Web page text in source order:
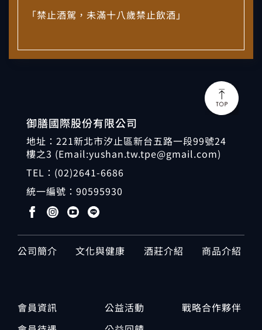
「禁止酒駕，未滿十八歲禁止飲酒」
御膳國際股份有限公司
地址：221新北市汐止區新台五路一段99號24
樓之3 (Email:yushan.tw.tpe@gmail.com)
TEL： (02)2641-6686
統一編號： 90595930
公司簡介 文化與健康 酒莊介紹 商品介紹
會員資訊
公益活動
戰略合作夥伴